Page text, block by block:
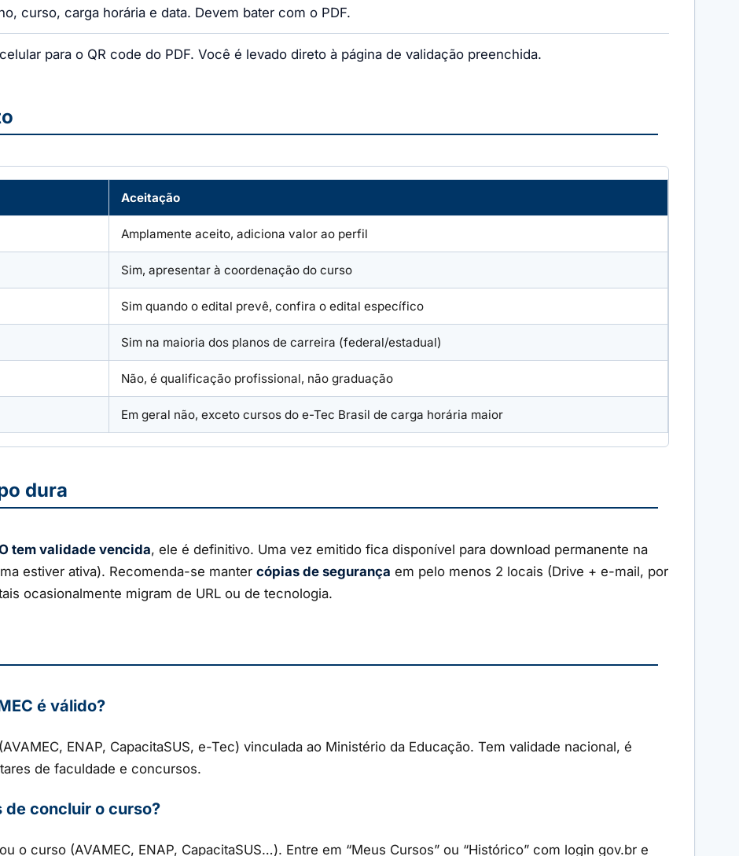
curso, carga horária e data. Devem bater com o PDF.
para o QR code do PDF. Você é levado direto à página de validação preenchida.
Aceitação
Amplamente aceito, adiciona valor ao perfil
Sim, apresentar à coordenação do curso
Sim quando o edital prevê, confira o edital específico
Sim na maioria dos planos de carreira (federal/estadual)
Não, é qualificação profissional, não graduação
Em geral não, exceto cursos do e-Tec Brasil de carga horária maior
dura
tem validade vencida, ele é definitivo. Uma vez emitido fica disponível para download permanente na
estiver ativa). Recomenda-se manter cópias de segurança em pelo menos 2 locais (Drive + e-mail, por
ocasionalmente migram de URL ou de tecnologia.
é válido?
ENAP, CapacitaSUS, e-Tec) vinculada ao Ministério da Educação. Tem validade nacional, é
de faculdade e concursos.
concluir o curso?
o curso (AVAMEC, ENAP, CapacitaSUS…). Entre em “Meus Cursos” ou “Histórico” com login gov.br e